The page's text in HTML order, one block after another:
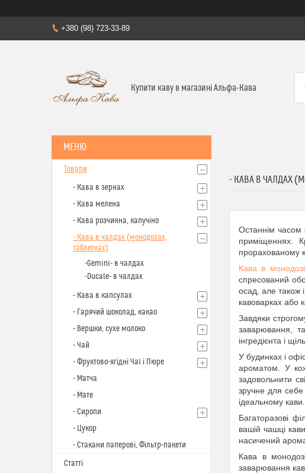
+380 (98) 723-33-89
Купити каву в магазині Альфа-Кава
- КАВА В ЧАЛДАХ
Останнім часом
приміщеннях.
прорахованому
Кава в монодозі
спресований
осад, але також
кавоварках або
Завдяки
заварювання,
інгредієнта і
У будинках і
ароматом. У
задовольнити
зручне для
ідеальному кави.
Багаторазові
вашій чашці
насичений
Кава в
заварювання
Товари
- Кава в зернах
- Кава мелена
- Кава розчинна, капучіно
- Кава в чалдах (монодозах,
таблетках)
-Gemini- в чалдах
-Ducale- в чалдах
- Кава в капсулах
- Гарячий шоколад, какао
- Вершки, сухе молоко
- Чай
- Фруктово-ягідні Чаї і Пюре
- Матча
- Мате
- Сиропи
- Цукор
- Стакани паперові, Фільтр-пакети
Статті